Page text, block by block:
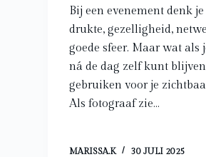
Bij een evenement denk
drukte, gezelligheid,
goede sfeer. Maar wat als
ná de dag zelf kunt
gebruiken voor je
Als fotograaf zie…
MARISSA.K 30 JULI 2025